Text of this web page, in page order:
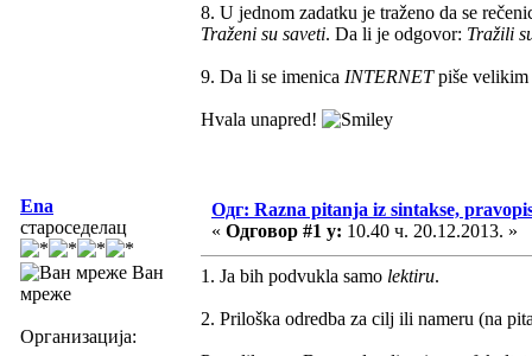
8. U jednom zadatku je traženo da se
Traženi su saveti. Da li je odgovor: Tražili
9. Da li se imenica INTERNETpiše
Hvala unapred!
Ena
староседелац
Ван
мреже
Организација:
Одг: Razna pitanja iz sintakse,
« Одговор #1 у: 10.40 ч. 20.12.2013. »
1. Ja bih podvukla samo lektiru.
2. Priloška odredba za cilj ili nameru (na